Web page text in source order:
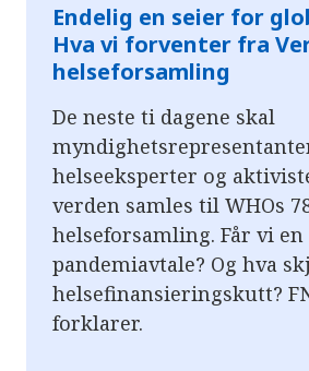
Endelig en seier for
Hva vi forventer fra
helseforsamling
De neste ti dagene skal
helseeksperter og
verden samles til WHOs
helseforsamling. Får vi en
pandemiavtale? Og hva
helsefinansieringskutt?
forklarer.